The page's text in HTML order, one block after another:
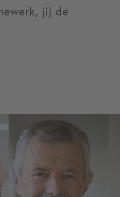
jij de